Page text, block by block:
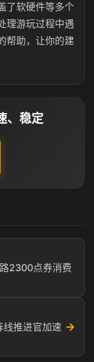
了软硬件等多个
理游玩过程中遇
帮助，让你的建
、稳定
2300点券消费
线推进官加速 →